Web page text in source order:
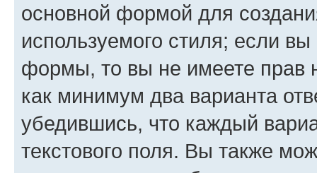
основной формой для
используемого стиля; если
формы, то вы не имеете прав
как минимум два варианта
убедившись, что каждый
текстового поля. Вы также